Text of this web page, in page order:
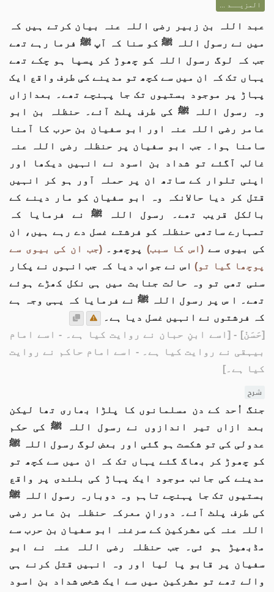
المزيــد ...
عبد اللہ بن زبیر رضی اللہ عنہ بیان کرتے ہیں کہ
میں نے رسول اللہ ﷺ کو سنا کہ آپ ﷺ فرما رہے تھے
جب کہ لوگ رسول اللہ کو چھوڑ کر پسپا ہو چکے تھے
یہاں تک کہ ان میں سے کچھ تو مدینے کی طرف واقع ایک
پہاڑ پر موجود بستیوں تک جا پہنچے تھے۔ بعدازاں
وہ رسول اللہ ﷺ کی طرف پلٹ آئے۔ حنظلہ بن ابو
عامر رضی اللہ عنہ اور ابو سفیان بن حرب کا آمنا
سامنا ہوا۔ جب ابو سفیان پر حنظلہ رضی اللہ عنہ
غالب آگئے تو شداد بن اسود نے انہیں دیکھا اور
اپنی تلوار کے ساتھ ان پر حملہ آور ہو کر انہیں
قتل کر دیا حالانکہ وہ ابو سفیان کو مار دینے کے
بالکل قریب تھے۔ رسول اللہ ﷺ نے فرمایا کہ
تمہارے ساتھی حنظلہ کو فرشتے غسل دے رہے ہیں، ان
کی بیوی سے (اس کا سبب) پوچھو۔(جب ان کی بیوی سے
پوچھا گیا تو)اس نے جواب دیا کہ جب انہوں نے پکار
سنی تھی تو وہ حالت جنابت میں ہی نکل کھڑے ہوئے
تھے۔ ا س پر رسول اللہ ﷺ نے فرمایا کہ یہی وجہ ہے
کہ فرشتوں نے انہیں غسل دیا ہے۔
[حَسَنْ] - [اسے ابنِ حبان نے روایت کیا ہے۔ - اسے امام
بیہقی نے روایت کیا ہے۔ - اسے امام حاکم نے روایت
کیا ہے۔]
شرح
جنگ اُحد کے دن مسلمانوں کا پلڑا بھاری تھا لیکن
بعد ازاں تیر اندازوں نے رسول اللہ ﷺ کی حکم
عدولی کی تو شکست ہو گئی اور بعض لوگ رسول اللہ ﷺ
کو چھوڑ کر بھاگ گئے یہاں تک کہ ان میں سے کچھ تو
مدینے کی جانب موجود ایک پہاڑ کی بلندی پر واقع
بستیوں تک جا پہنچے تاہم وہ دوبارہ رسول اللہ ﷺ
کی طرف پلٹ آئے۔ دورانِ معرکہ حنظلہ بن عامر رضی
اللہ عنہ کی مشرکین کے سرغنہ ابو سفیان بن حرب سے
مڈبھیڑ ہو ئی۔ جب حنظلہ رضی اللہ عنہ نے ابو
سفیان پر قابو پا لیا اور وہ انہیں قتل کرنے ہی
والے تھے تو مشرکین میں سے ایک شخص شداد بن اسود